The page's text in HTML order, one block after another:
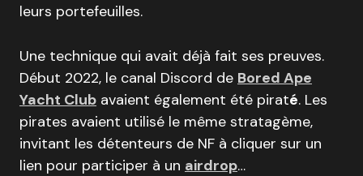
leurs portefeuilles.
Une technique qui avait déjà fait ses preuves.
Début 2022, le canal Discord de Bored Ape
Yacht Club avaient également été piraté. Les
pirates avaient utilisé le même stratagème,
invitant les détenteurs de NF à cliquer sur un
lien pour participer à un airdrop…